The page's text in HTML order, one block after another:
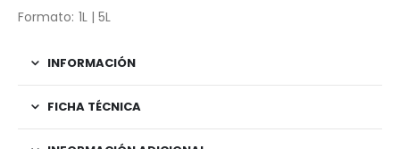
Formato: 1L | 5L
INFORMACIÓN
FICHA TÉCNICA